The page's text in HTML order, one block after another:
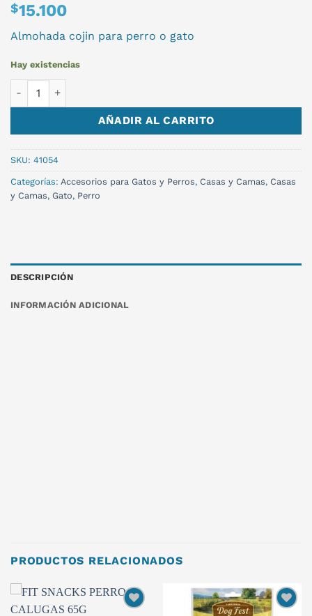
$15.100
Almohada cojin para perro o gato
Hay existencias
AÑADIR AL CARRITO
SKU: 41054
Categorías: Accesorios para Gatos y Perros, Casas y Camas, Casas
y Camas, Gato, Perro
DESCRIPCIÓN
INFORMACIÓN ADICIONAL
PRODUCTOS RELACIONADOS